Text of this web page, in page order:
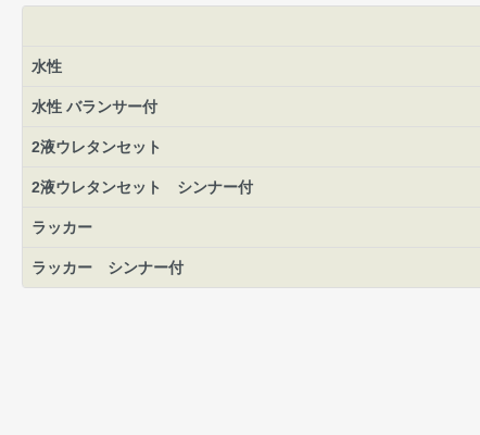
水性
水性 バランサー付
2液ウレタンセット
2液ウレタンセット シンナー付
ラッカー
ラッカー シンナー付